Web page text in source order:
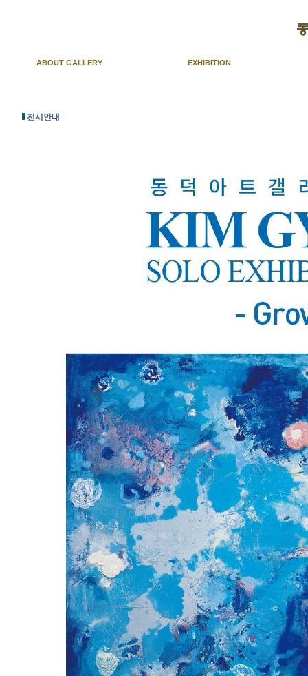
ABOUT GALLERY EXHIBITION
전시안내